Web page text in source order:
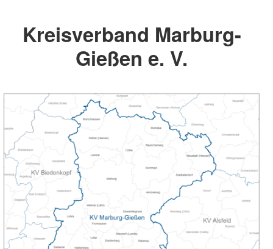
Kreisverband Marburg-
Gießen e. V.